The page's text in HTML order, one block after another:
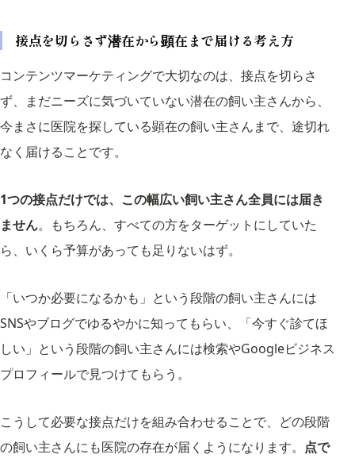
接点を切らさず潜在から顕在まで届ける考え方
コンテンツマーケティングで大切なのは、接点を切らさ
ず、まだニーズに気づいていない潜在の飼い主さんから、
今まさに医院を探している顕在の飼い主さんまで、途切れ
なく届けることです。
1つの接点だけでは、この幅広い飼い主さん全員には届き
ません。もちろん、すべての方をターゲットにしていた
ら、いくら予算があっても足りないはず。
「いつか必要になるかも」という段階の飼い主さんには
SNSやブログでゆるやかに知ってもらい、「今すぐ診てほ
しい」という段階の飼い主さんには検索やGoogleビジネス
プロフィールで見つけてもらう。
こうして必要な接点だけを組み合わせることで、どの段階
の飼い主さんにも医院の存在が届くようになります。 点で